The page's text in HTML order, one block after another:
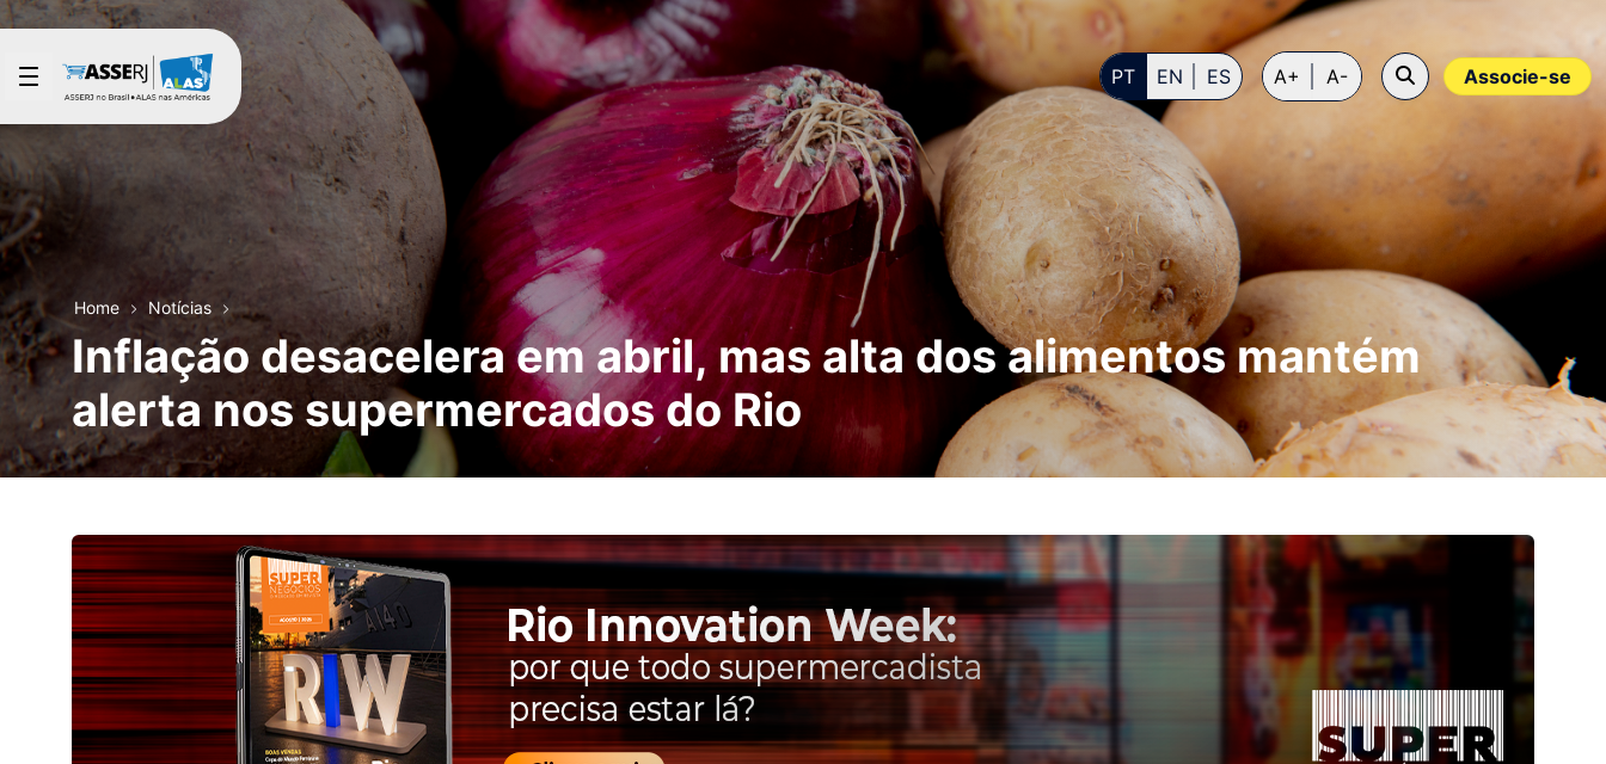
Pular para o Conteúdo principal
Associe-se
PT EN ES A+ A-
Home Notícias
Inflação desacelera em abril, mas alta dos alimentos mantém
alerta nos supermercados do Rio